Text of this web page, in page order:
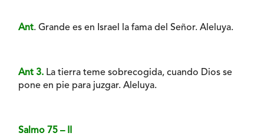
Ant. Grande es en Israel la fama del Señor. Aleluya.
Ant 3. La tierra teme sobrecogida, cuando Dios se
pone en pie para juzgar. Aleluya.
Salmo 75 – II